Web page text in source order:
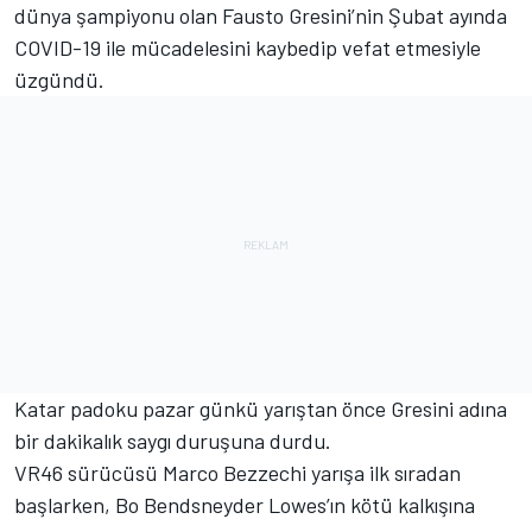
dünya şampiyonu olan Fausto Gresini’nin Şubat ayında
COVID-19 ile mücadelesini kaybedip vefat etmesiyle
üzgündü.
Katar padoku pazar günkü yarıştan önce Gresini adına
bir dakikalık saygı duruşuna durdu.
VR46 sürücüsü Marco Bezzechi yarışa ilk sıradan
başlarken, Bo Bendsneyder Lowes’ın kötü kalkışına